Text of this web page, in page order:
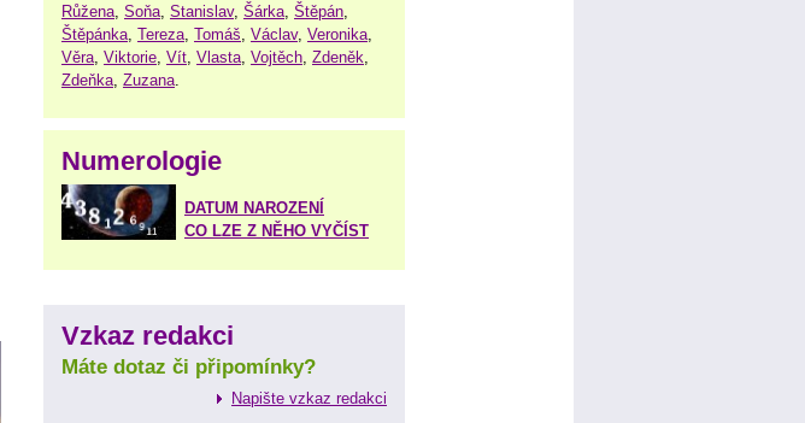
Růžena Soňa Stanislav, Šárka Štěpán
Štěpánka Tereza Tomáš Václav, Veronika
Věra Viktorie Vít Vlasta Vojtěch Zdeněk
Zdeňka Zuzana
Numerologie
DATUM NAROZENÍ
CO LZE Z NĚHO VYČÍST
Vzkaz redakci
Máte dotaz či připomínky?
Napište vzkaz redakci